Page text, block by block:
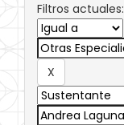
Filtros actuales: